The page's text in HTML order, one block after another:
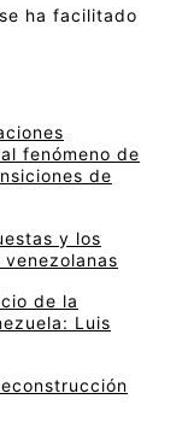
ha facilitado
fenómeno de
de
y los
de la
Luis